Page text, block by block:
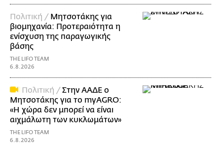
Πολιτική / Μητσοτάκης για
βιομηχανία: Προτεραιότητα η
ενίσχυση της παραγωγικής
βάσης
THE LIFO TEAM
6.8.2026
Πολιτική /Στην ΑΑΔΕ ο
Μητσοτάκης για το myAGRO:
«Η χώρα δεν μπορεί να είναι
αιχμάλωτη των κυκλωμάτων»
THE LIFO TEAM
6.8.2026